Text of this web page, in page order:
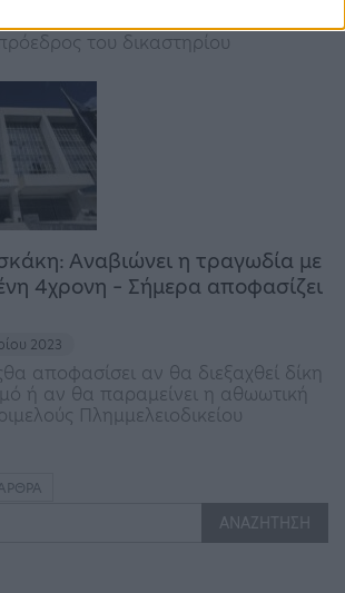
του δικαστηρίου
Αναβιώνει η τραγωδία με
4χρονη – Σήμερα αποφασίζει
2023
αποφασίσει αν θα διεξαχθεί δίκη
ή αν θα παραμείνει η αθωωτική
Πλημμελειοδικείου